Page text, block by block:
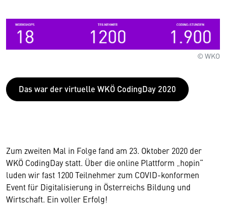
© WKO
Das war der virtuelle WKÖ CodingDay 2020
Zum zweiten Mal in Folge fand am 23. Oktober 2020 der
WKÖ CodingDay statt. Über die online Plattform „hopin“
luden wir fast 1200 Teilnehmer zum COVID-konformen
Event für Digitalisierung in Österreichs Bildung und
Wirtschaft. Ein voller Erfolg!